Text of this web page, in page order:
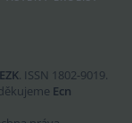
. ISSN 1802-9019.
Ecn